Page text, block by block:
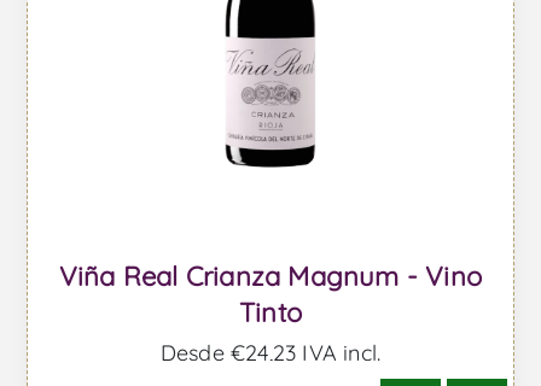
Viña Real Crianza Magnum - Vino
Tinto
Desde €24,23 IVA incl.